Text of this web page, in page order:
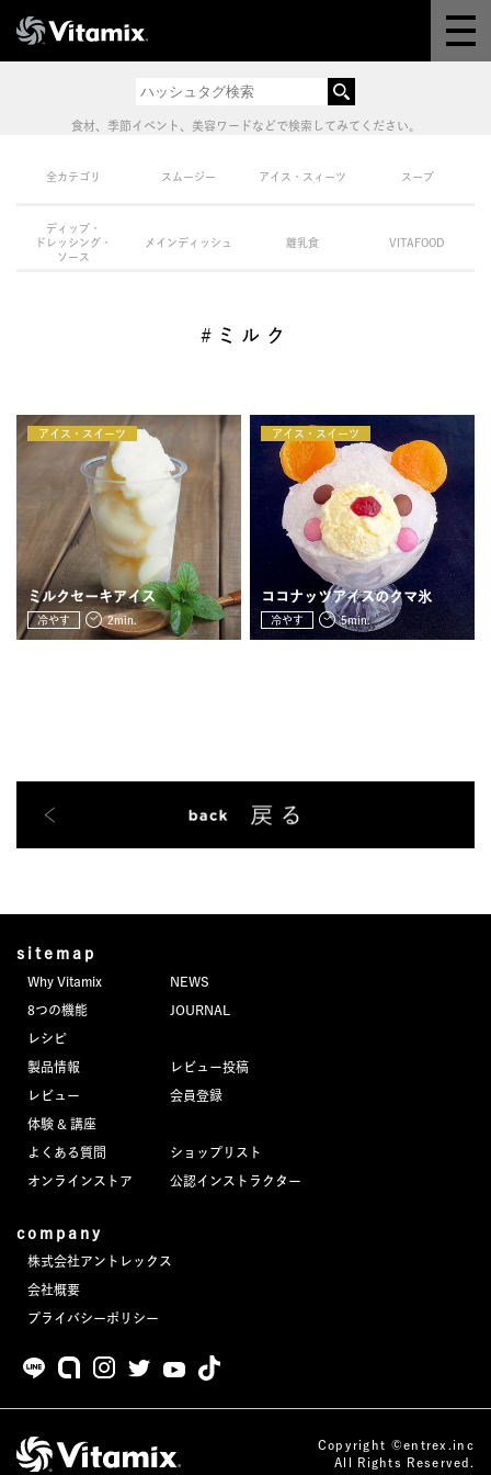
体験＆講座
8つの機能
オンラインストア
製品情報
食材、季節イベント、美容ワードなどで検索してみてください。
全カテゴリ スムージー アイス・スィーツ スープ
ディップ・
ドレッシング・
ソース
メインディッシュ 離乳食 VITAFOOD
#ミルク
アイス・スイーツ
ミルクセーキアイス
冷やす 2min.
アイス・スイーツ
ココナッツアイスのクマ氷
冷やす 5min.
sitemap
Why Vitamix
8つの機能
レシピ
製品情報
レビュー
体験 & 講座
よくある質問
オンラインストア
NEWS
JOURNAL
レビュー投稿
会員登録
ショップリスト
公認インストラクター
company
株式会社アントレックス
会社概要
プライバシーポリシー
Copyright ©entrex.inc
All Rights Reserved.